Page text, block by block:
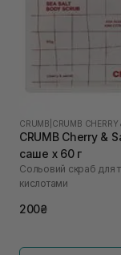
CRUMB CRUMB CHERRY
CRUMB Cherry &
саше х 60 г
Сольовий скраб для
кислотами
200₴